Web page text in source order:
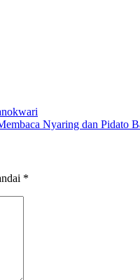
Nyaring dan Pidato
*